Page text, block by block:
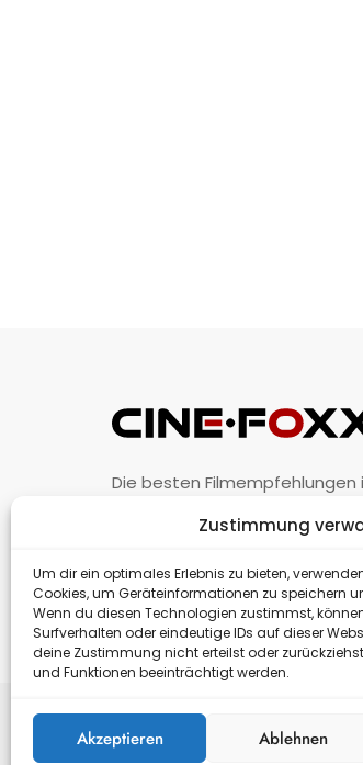
Zustimmung
Um dir ein optimales Erlebnis zu bieten,
Cookies, um Geräteinformationen zu speichern
Wenn du diesen Technologien zustimmst,
Surfverhalten oder eindeutige IDs auf dieser
deine Zustimmung nicht erteilst oder
und Funktionen beeinträchtigt werden.
Akzeptieren Ablehnen
Die besten Filmempfehlungen
Unternehmen · Impressum ·